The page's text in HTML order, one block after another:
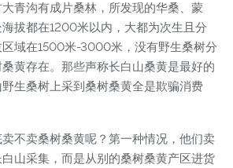
青沟有成片桑林，所发现的华桑、蒙
拔都在1200米以内，大都为次生且分
域在1500米-3000米，没有野生桑树分
黄存在。那些声称长白山桑黄是最好的
野生桑树上采到桑树桑黄全是欺骗消费
不卖桑树桑黄呢？第一种情况，他们卖
山采集，而是从别的桑树桑黄产区进货